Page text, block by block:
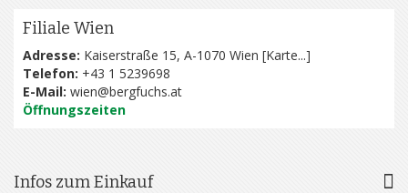
Filiale Wien
Adresse: Kaiserstraße 15, A-1070 Wien [Karte...]
Telefon: +43 1 5239698
E-Mail: wien@bergfuchs.at
Öffnungszeiten
Infos zum Einkauf